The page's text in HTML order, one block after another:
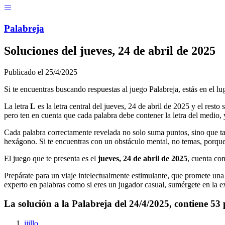
Palabreja
Soluciones del jueves, 24 de abril de 2025
Publicado el 25/4/2025
Si te encuentras buscando respuestas al juego Palabreja, estás en
La letra L es la letra central del jueves, 24 de abril de 2025 y el resto
pero ten en cuenta que cada palabra debe contener la letra del
Cada palabra correctamente revelada no solo suma puntos, sino que
hexágono. Si te encuentras con un obstáculo mental, no temas,
El juego que te presenta es el jueves, 24 de abril de 2025, cuenta
Prepárate para un viaje intelectualmente estimulante, que promete
experto en palabras como si eres un jugador casual, sumérgete en
La solución a la Palabreja del 24/4/2025, contiene 53
ijillo